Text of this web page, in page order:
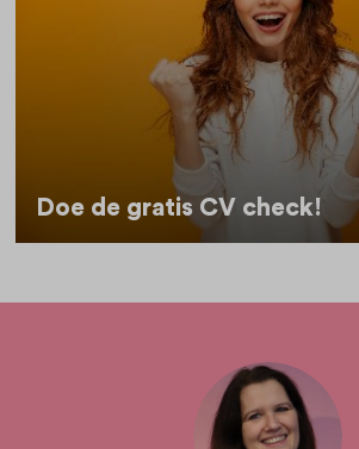
Doe de gratis CV check!